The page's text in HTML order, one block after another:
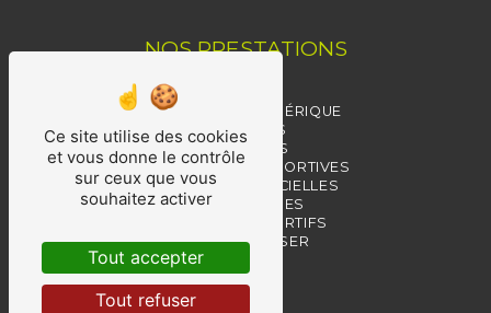
NOS PRESTATIONS
IMPRESSION NUMÉRIQUE
TROPHÉES
MÉDAILLES
RÉCOMPENSES SPORTIVES
MÉDAILLES OFFICIELLES
RÉCOMPENSES
TROPHÉES SPORTIFS
GRAVURE LASER
COUPES
Ce site utilise des cookies
et vous donne le contrôle
sur ceux que vous
souhaitez activer
Tout accepter
Tout refuser